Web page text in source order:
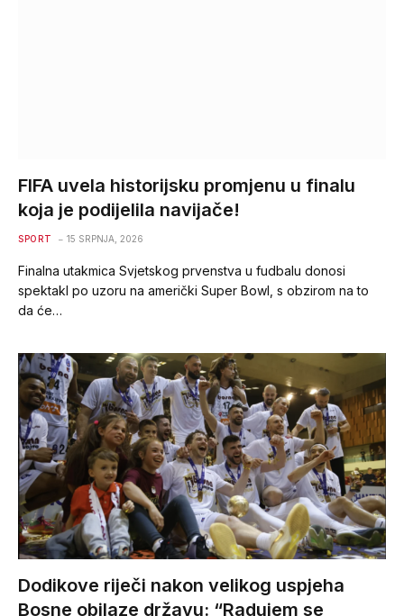
FIFA uvela historijsku promjenu u finalu
koja je podijelila navijače!
SPORT 15 SRPNJA, 2026
Finalna utakmica Svjetskog prvenstva u fudbalu donosi
spektakl po uzoru na američki Super Bowl, s obzirom na to
da će…
Dodikove riječi nakon velikog uspjeha
Bosne obilaze državu: “Radujem se